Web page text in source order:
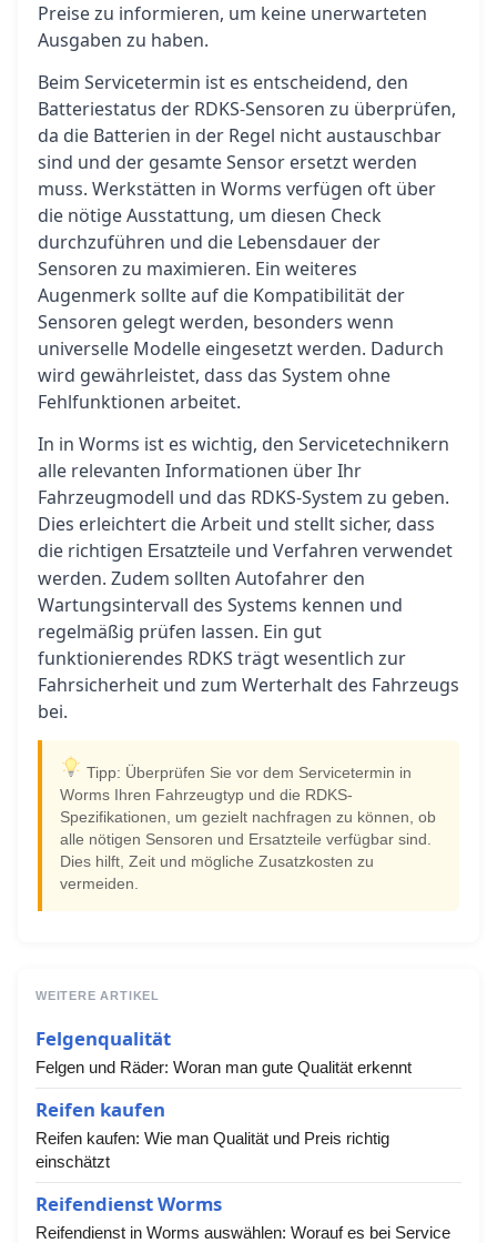
Preise zu informieren, um keine unerwarteten
Ausgaben zu haben.
Beim Servicetermin ist es entscheidend, den
Batteriestatus der RDKS-Sensoren zu überprüfen,
da die Batterien in der Regel nicht austauschbar
sind und der gesamte Sensor ersetzt werden
muss. Werkstätten in Worms verfügen oft über
die nötige Ausstattung, um diesen Check
durchzuführen und die Lebensdauer der
Sensoren zu maximieren. Ein weiteres
Augenmerk sollte auf die Kompatibilität der
Sensoren gelegt werden, besonders wenn
universelle Modelle eingesetzt werden. Dadurch
wird gewährleistet, dass das System ohne
Fehlfunktionen arbeitet.
In in Worms ist es wichtig, den Servicetechnikern
alle relevanten Informationen über Ihr
Fahrzeugmodell und das RDKS-System zu geben.
Dies erleichtert die Arbeit und stellt sicher, dass
die richtigen Ersatzteile und Verfahren verwendet
werden. Zudem sollten Autofahrer den
Wartungsintervall des Systems kennen und
regelmäßig prüfen lassen. Ein gut
funktionierendes RDKS trägt wesentlich zur
Fahrsicherheit und zum Werterhalt des Fahrzeugs
bei.
Tipp: Überprüfen Sie vor dem Servicetermin in
Worms Ihren Fahrzeugtyp und die RDKS-
Spezifikationen, um gezielt nachfragen zu können, ob
alle nötigen Sensoren und Ersatzteile verfügbar sind.
Dies hilft, Zeit und mögliche Zusatzkosten zu
vermeiden.
WEITERE ARTIKEL
Felgenqualität
Felgen und Räder: Woran man gute Qualität erkennt
Reifen kaufen
Reifen kaufen: Wie man Qualität und Preis richtig
einschätzt
Reifendienst Worms
Reifendienst in Worms auswählen: Worauf es bei Service